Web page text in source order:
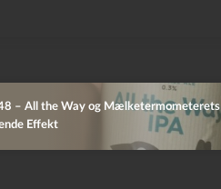
– All the Way og Mælketermometerets
Effekt